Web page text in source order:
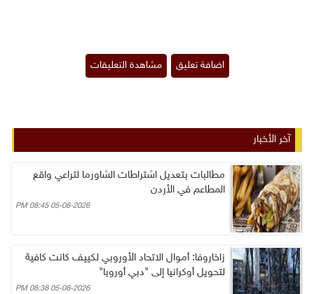
آخر الأخبار
مطالبات بتعديل اشتراطات الشاورما لتراعي واقع
المطاعم في الأردن
05-08-2026 08:45 PM
زاخاروفا: أموال الاتحاد الأوروبي لكييف كانت كافية
لتحويل أوكرانيا إلى "دبي أوروبا"
05-08-2026 08:38 PM